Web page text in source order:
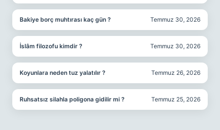
Bakiye borç muhtırası kaç gün ? Temmuz 30, 2026
İslâm filozofu kimdir ? Temmuz 30, 2026
Koyunlara neden tuz yalatılır ? Temmuz 26, 2026
Ruhsatsız silahla poligona gidilir mi ? Temmuz 25, 2026